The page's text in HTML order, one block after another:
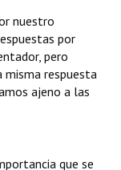
nuestro
por
pero
misma respuesta
ajeno a las
que se